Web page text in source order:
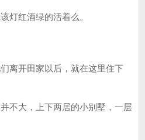
灯红酒绿的活着么。
离开田家以后，就在这里住下
不大，上下两居的小别墅，一层